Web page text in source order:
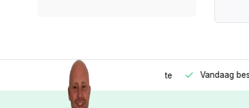
3 gelijke delen Vandaag besteld